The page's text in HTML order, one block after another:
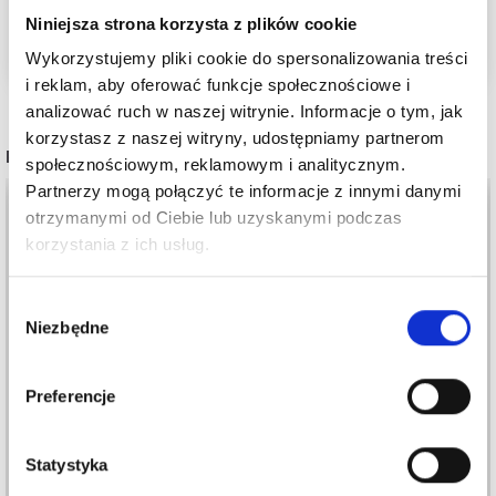
Niniejsza strona korzysta z plików cookie
Wykorzystujemy pliki cookie do spersonalizowania treści
i reklam, aby oferować funkcje społecznościowe i
analizować ruch w naszej witrynie. Informacje o tym, jak
korzystasz z naszej witryny, udostępniamy partnerom
społecznościowym, reklamowym i analitycznym.
Partnerzy mogą połączyć te informacje z innymi danymi
otrzymanymi od Ciebie lub uzyskanymi podczas
korzystania z ich usług.
zgody
Niezbędne
Preferencje
Statystyka
POPULARNE ALTERNATYWY
ADDI CLICK LACE
ADDICLICK BASIC